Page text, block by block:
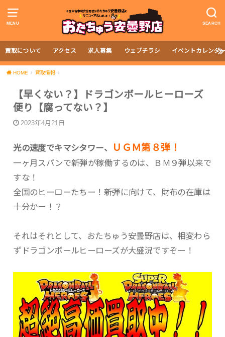
MENU SEARCH
買取について アクセス 求人募集 ウェブチラシ イベントカレンダ
HOME 買取情報
【早くない？】ドラゴンボールヒーローズ
便り【腐ってない？】
2023年4月21日
光の速度でキマシタワー、 ＵＧＭ第８弾！
一ヶ月スパンで新弾が稼働するのは、ＢＭ９弾以来で
すな！
全国のヒーローたちー！新弾に向けて、財布の在庫は
十分かー！？
それはそれとして、おたちゅう安曇野店は、相変わら
ずドラゴンボールヒーローズが大盛況ですぞー！